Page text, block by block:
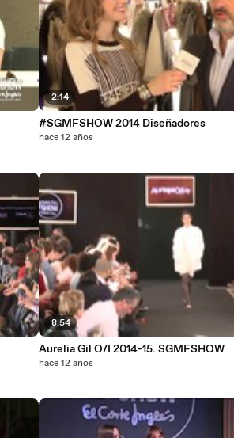
2:14
#SGMFSHOW 2014 Diseñadores
hace 12 años
8:54
Aurelia Gil O/I 2014-15. SGMFSHOW
hace 12 años